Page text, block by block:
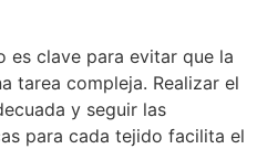
es clave para evitar que la
tarea compleja. Realizar el
y seguir las
para cada tejido facilita el